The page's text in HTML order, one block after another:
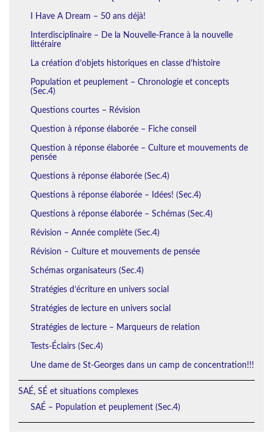
I Have A Dream – 50 ans déjà!
Interdisciplinaire – De la Nouvelle-France à la nouvelle
littéraire
La création d’objets historiques en classe d’histoire
Population et peuplement – Chronologie et concepts
(Sec.4)
Questions courtes – Révision
Question à réponse élaborée – Fiche conseil
Question à réponse élaborée – Culture et mouvements de
pensée
Questions à réponse élaborée (Sec.4)
Questions à réponse élaborée – Idées! (Sec.4)
Questions à réponse élaborée – Schémas (Sec.4)
Révision – Année complète (Sec.4)
Révision – Culture et mouvements de pensée
Schémas organisateurs (Sec.4)
Stratégies d’écriture en univers social
Stratégies de lecture en univers social
Stratégies de lecture – Marqueurs de relation
Tests-Éclairs (Sec.4)
Une dame de St-Georges dans un camp de concentration!!!
SAÉ, SÉ et situations complexes
SAÉ – Population et peuplement (Sec.4)